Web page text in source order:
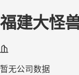
福建大怪
暂无公司数据